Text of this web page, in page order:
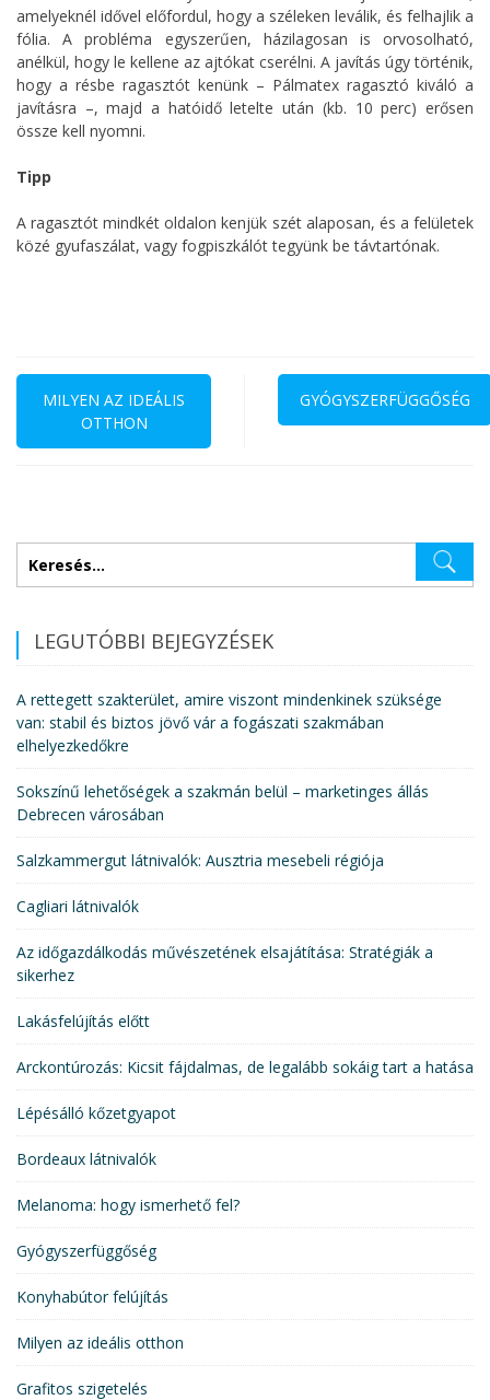
amelyeknél idővel előfordul, hogy a széleken leválik, és felhajlik a
fólia. A probléma egyszerűen, házilagosan is orvosolható,
anélkül, hogy le kellene az ajtókat cserélni. A javítás úgy történik,
hogy a résbe ragasztót kenünk – Pálmatex ragasztó kiváló a
javításra –, majd a hatóidő letelte után (kb. 10 perc) erősen
össze kell nyomni.
Tipp
A ragasztót mindkét oldalon kenjük szét alaposan, és a felületek
közé gyufaszálat, vagy fogpiszkálót tegyünk be távtartónak.
Bejegyzés
navigáció
MILYEN AZ IDEÁLIS
OTTHON
GYÓGYSZERFÜGGŐSÉG
LEGUTÓBBI BEJEGYZÉSEK
A rettegett szakterület, amire viszont mindenkinek szüksége
van: stabil és biztos jövő vár a fogászati szakmában
elhelyezkedőkre
Sokszínű lehetőségek a szakmán belül – marketinges állás
Debrecen városában
Salzkammergut látnivalók: Ausztria mesebeli régiója
Cagliari látnivalók
Az időgazdálkodás művészetének elsajátítása: Stratégiák a
sikerhez
Lakásfelújítás előtt
Arckontúrozás: Kicsit fájdalmas, de legalább sokáig tart a hatása
Lépésálló kőzetgyapot
Bordeaux látnivalók
Melanoma: hogy ismerhető fel?
Gyógyszerfüggőség
Konyhabútor felújítás
Milyen az ideális otthon
Grafitos szigetelés